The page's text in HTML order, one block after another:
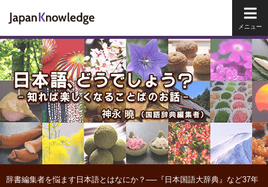
辞書編集者を悩ます日本語とはなにか？──『日本国語大辞典』など37年